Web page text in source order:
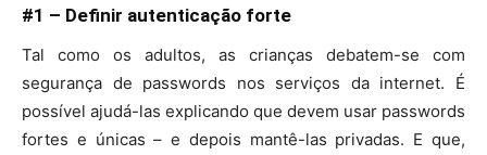
#1 – Definir autenticação forte
Tal como os adultos, as crianças debatem-se com
segurança de passwords nos serviços da internet. É
possível ajudá-las explicando que devem usar passwords
fortes e únicas – e depois mantê-las privadas. E que,